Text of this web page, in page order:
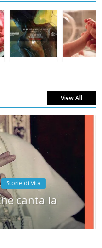
View All
Storie di Vita
canta la